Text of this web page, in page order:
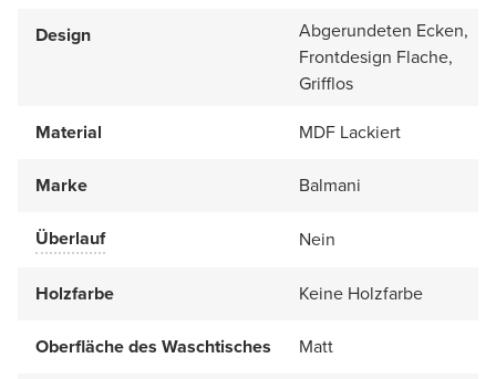
Design
Abgerundeten Ecken,
Frontdesign Flache,
Grifflos
Material
MDF Lackiert
Marke Balmani
Überlauf Nein
Holzfarbe Keine Holzfarbe
Oberfläche des Waschtisches Matt